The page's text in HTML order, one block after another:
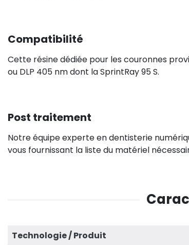
Compatibilité
Cette résine dédiée pour les couronnes
ou DLP 405 nm dont la SprintRay 95 S.
Post traitement
Notre équipe experte en dentisterie
vous fournissant la liste du matériel
Technologie / Produit